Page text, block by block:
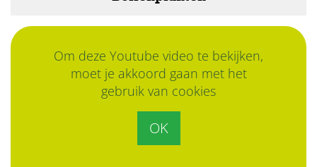
Om deze Youtube video te bekijken,
moet je akkoord gaan met het
gebruik van cookies
OK